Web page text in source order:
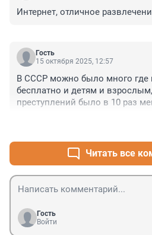
Интернет, отличное
Гость
15 октября 2025, 12:57
В СССР можно было много где
бесплатно и детям и
преступлений было в 10 раз
Читать все
Гость
Войти